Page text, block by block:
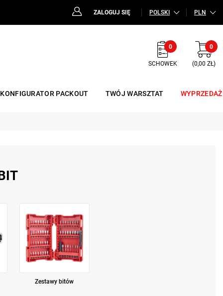
ZALOGUJ SIĘ POLSKI PLN
0
SCHOWEK
0
(0,00 ZŁ)
KONFIGURATOR PACKOUT TWÓJ WARSZTAT WYPRZEDAŻ
Zestawy bitów